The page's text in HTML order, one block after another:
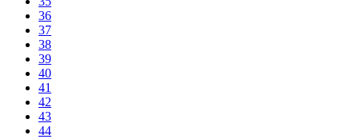
36
37
38
39
40
41
42
43
44